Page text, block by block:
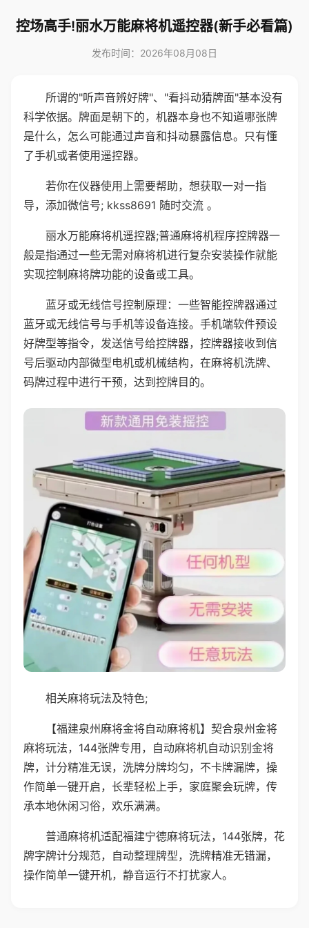
控场高手!丽水万能麻将机遥控器(新手必看篇)
发布时间：2026年08月08日
所谓的"听声音辨好牌"、"看抖动猜牌面"基本没有
科学依据。牌面是朝下的，机器本身也不知道哪张牌
是什么，怎么可能通过声音和抖动暴露信息。只有懂
了手机或者使用遥控器。
若你在仪器使用上需要帮助，想获取一对一指
导，添加微信号; kkss8691 随时交流 。
丽水万能麻将机遥控器;普通麻将机程序控牌器一
般是指通过一些无需对麻将机进行复杂安装操作就能
实现控制麻将牌功能的设备或工具。
蓝牙或无线信号控制原理：一些智能控牌器通过
蓝牙或无线信号与手机等设备连接。手机端软件预设
好牌型等指令，发送信号给控牌器，控牌器接收到信
号后驱动内部微型电机或机械结构，在麻将机洗牌、
码牌过程中进行干预，达到控牌目的。
相关麻将玩法及特色;
【福建泉州麻将金将自动麻将机】契合泉州金将
麻将玩法，144张牌专用，自动麻将机自动识别金将
牌，计分精准无误，洗牌分牌均匀，不卡牌漏牌，操
作简单一键开启，长辈轻松上手，家庭聚会玩牌，传
承本地休闲习俗，欢乐满满。
普通麻将机适配福建宁德麻将玩法，144张牌，花
牌字牌计分规范，自动整理牌型，洗牌精准无错漏，
操作简单一键开机，静音运行不打扰家人。